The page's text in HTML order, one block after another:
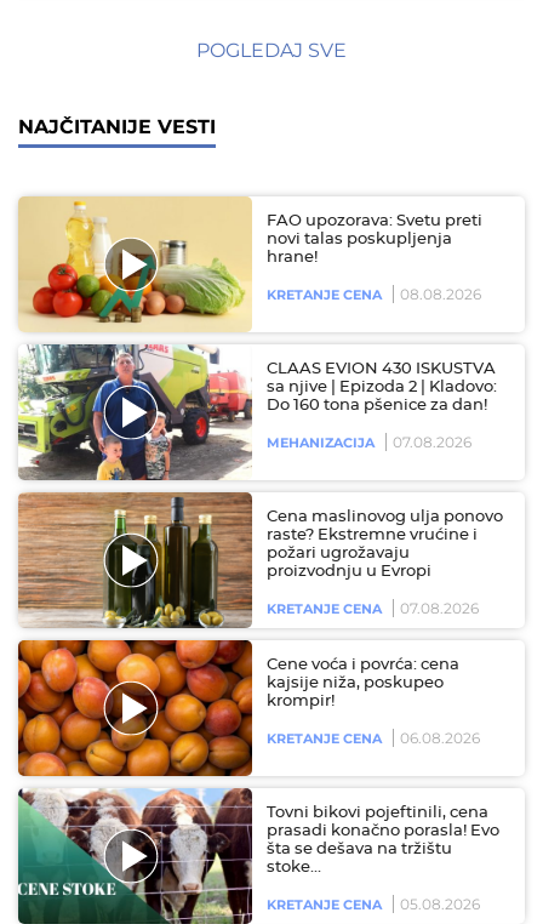
POGLEDAJ SVE
NAJČITANIJE VESTI
FAO upozorava: Svetu preti
novi talas poskupljenja
hrane!
KRETANJE CENA 08.08.2026
CLAAS EVION 430 ISKUSTVA
sa njive | Epizoda 2 | Kladovo:
Do 160 tona pšenice za dan!
MEHANIZACIJA 07.08.2026
Cena maslinovog ulja ponovo
raste? Ekstremne vrućine i
požari ugrožavaju
proizvodnju u Evropi
KRETANJE CENA 07.08.2026
Cene voća i povrća: cena
kajsije niža, poskupeo
krompir!
KRETANJE CENA 06.08.2026
Tovni bikovi pojeftinili, cena
prasadi konačno porasla! Evo
šta se dešava na tržištu
stoke…
KRETANJE CENA 05.08.2026